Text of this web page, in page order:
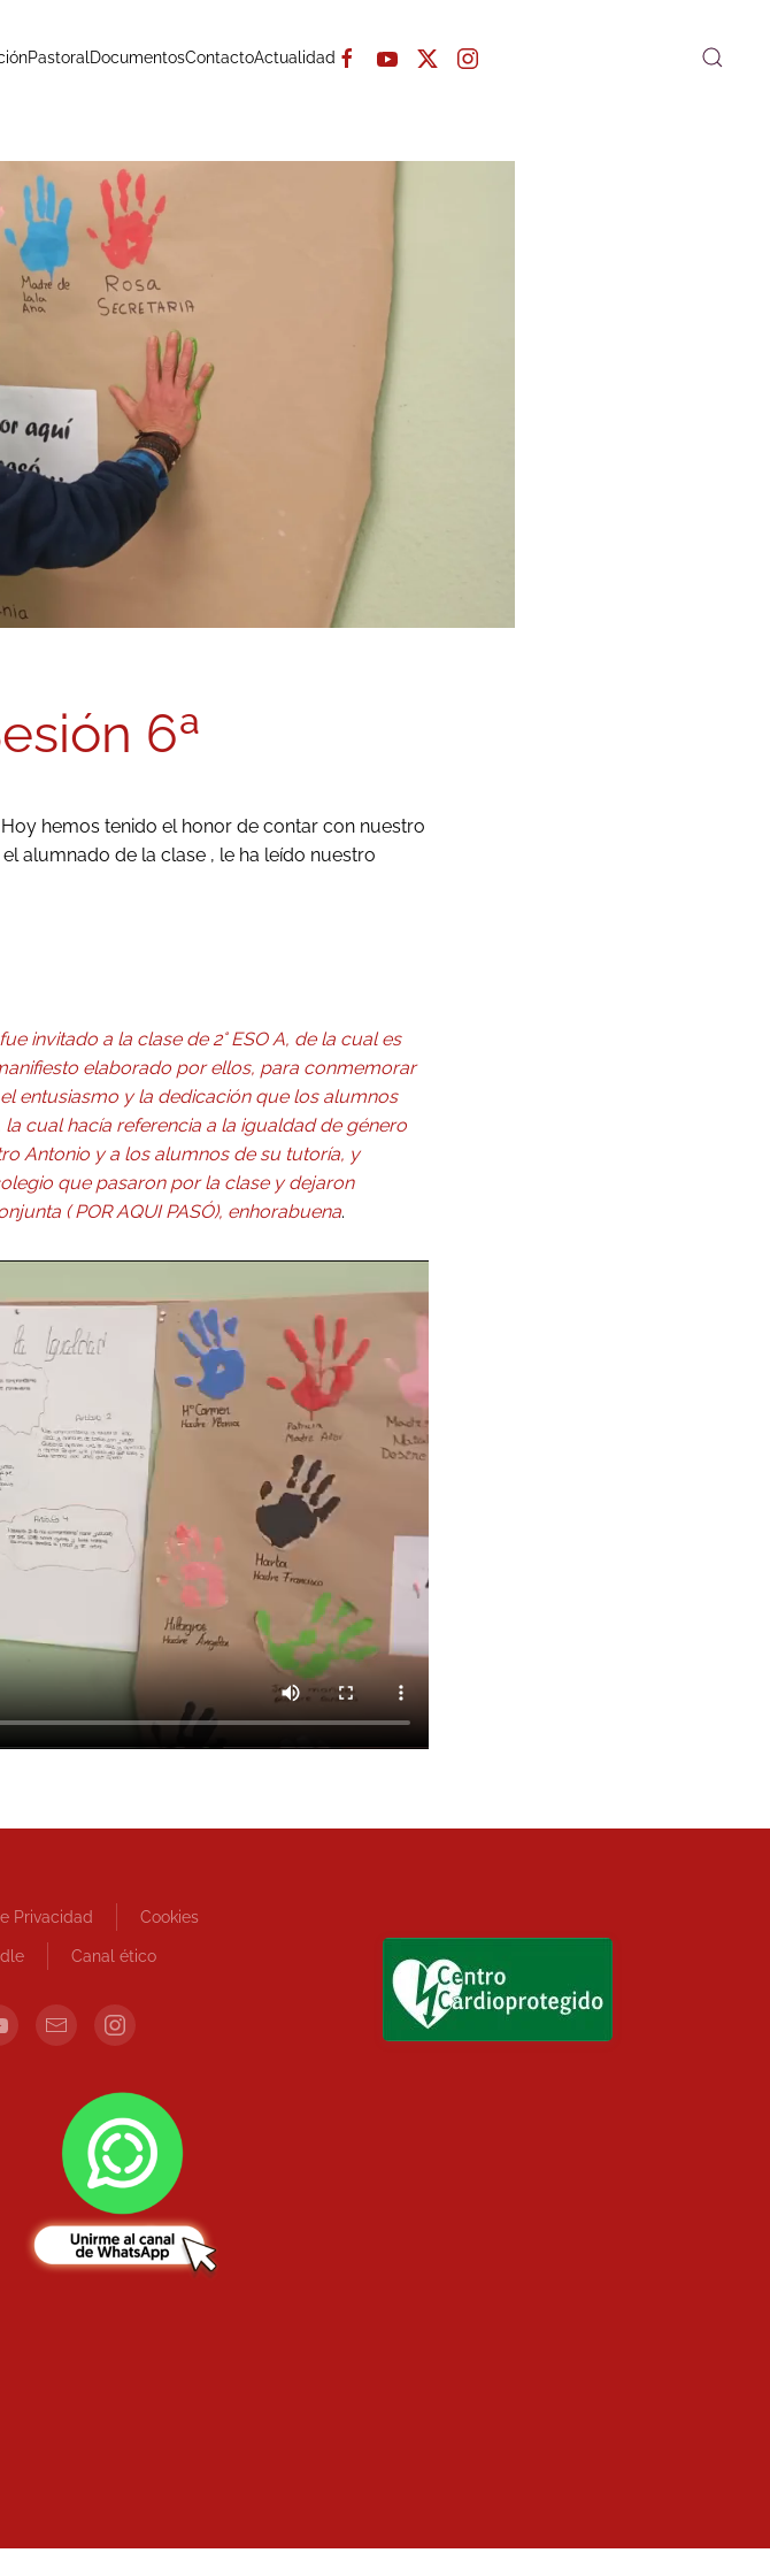
Pastoral DocumentosContactoActualidad
6ª
hemos tenido el honor de contar con nuestro
alumnado de la clase , le ha leído nuestro
invitado a la clase de 2° ESO A, de la cual es
elaborado por ellos, para conmemorar
entusiasmo y la dedicación que los alumnos
cual hacía referencia a la igualdad de género
Antonio y a los alumnos de su tutoría, y
que pasaron por la clase y dejaron
( POR AQUI PASÓ), enhorabuena.
Privacidad Cookies
Canal ético